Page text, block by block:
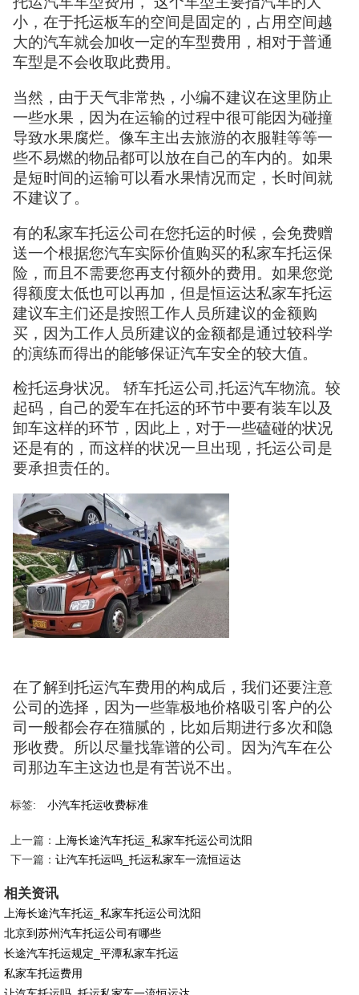
小，在于托运板车的空间是固定的，占用空间越
大的汽车就会加收一定的车型费用，相对于普通
车型是不会收取此费用。
当然，由于天气非常热，小编不建议在这里防止
一些水果，因为在运输的过程中很可能因为碰撞
导致水果腐烂。像车主出去旅游的衣服鞋等等一
些不易燃的物品都可以放在自己的车内的。如果
是短时间的运输可以看水果情况而定，长时间就
不建议了。
有的私家车托运公司在您托运的时候，会免费赠
送一个根据您汽车实际价值购买的私家车托运保
险，而且不需要您再支付额外的费用。如果您觉
得额度太低也可以再加，但是恒运达私家车托运
建议车主们还是按照工作人员所建议的金额购
买，因为工作人员所建议的金额都是通过较科学
的演练而得出的能够保证汽车安全的较大值。
检托运身状况。 轿车托运公司,托运汽车物流。较
起码，自己的爱车在托运的环节中要有装车以及
卸车这样的环节，因此上，对于一些磕碰的状况
还是有的，而这样的状况一旦出现，托运公司是
要承担责任的。
在了解到托运汽车费用的构成后，我们还要注意
公司的选择，因为一些靠极地价格吸引客户的公
司一般都会存在猫腻的，比如后期进行多次和隐
形收费。所以尽量找靠谱的公司。因为汽车在公
司那边车主这边也是有苦说不出。
标签: 小汽车托运收费标准
上一篇：
上海长途汽车托运_私家车托运公司沈阳
下一篇：让汽车托运吗_托运私家车一流恒运达
相关资讯
上海长途汽车托运_私家车托运公司沈阳
北京到苏州汽车托运公司有哪些
长途汽车托运规定_平潭私家车托运
私家车托运费用